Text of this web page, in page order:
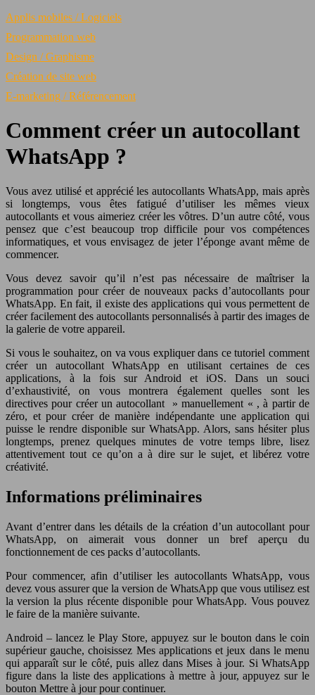
Applis mobiles / Logiciels
Programmation web
Design / Graphisme
Création de site web
E-marketing / Référencement
Comment créer un autocollant
WhatsApp ?
Vous avez utilisé et apprécié les autocollants WhatsApp, mais après
si longtemps, vous êtes fatigué d’utiliser les mêmes vieux
autocollants et vous aimeriez créer les vôtres. D’un autre côté, vous
pensez que c’est beaucoup trop difficile pour vos compétences
informatiques, et vous envisagez de jeter l’éponge avant même de
commencer.
Vous devez savoir qu’il n’est pas nécessaire de maîtriser la
programmation pour créer de nouveaux packs d’autocollants pour
WhatsApp. En fait, il existe des applications qui vous permettent de
créer facilement des autocollants personnalisés à partir des images de
la galerie de votre appareil.
Si vous le souhaitez, on va vous expliquer dans ce tutoriel comment
créer un autocollant WhatsApp en utilisant certaines de ces
applications, à la fois sur Android et iOS. Dans un souci
d’exhaustivité, on vous montrera également quelles sont les
directives pour créer un autocollant » manuellement « , à partir de
zéro, et pour créer de manière indépendante une application qui
puisse le rendre disponible sur WhatsApp. Alors, sans hésiter plus
longtemps, prenez quelques minutes de votre temps libre, lisez
attentivement tout ce qu’on a à dire sur le sujet, et libérez votre
créativité.
Informations préliminaires
Avant d’entrer dans les détails de la création d’un autocollant pour
WhatsApp, on aimerait vous donner un bref aperçu du
fonctionnement de ces packs d’autocollants.
Pour commencer, afin d’utiliser les autocollants WhatsApp, vous
devez vous assurer que la version de WhatsApp que vous utilisez est
la version la plus récente disponible pour WhatsApp. Vous pouvez
le faire de la manière suivante.
Android – lancez le Play Store, appuyez sur le bouton dans le coin
supérieur gauche, choisissez Mes applications et jeux dans le menu
qui apparaît sur le côté, puis allez dans Mises à jour. Si WhatsApp
figure dans la liste des applications à mettre à jour, appuyez sur le
bouton Mettre à jour pour continuer.